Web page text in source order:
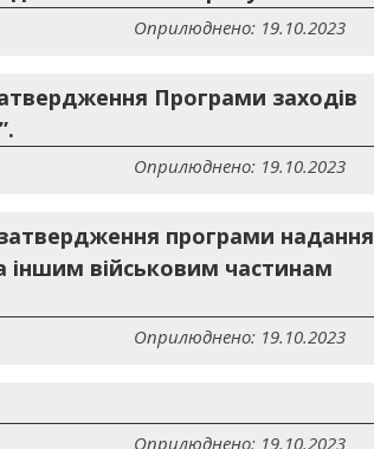
Оприлюднено: 19.10.2023
Програми заходів
Оприлюднено: 19.10.2023
програми надання
іншим військовим частинам
Оприлюднено: 19.10.2023
Оприлюднено: 19.10.2023